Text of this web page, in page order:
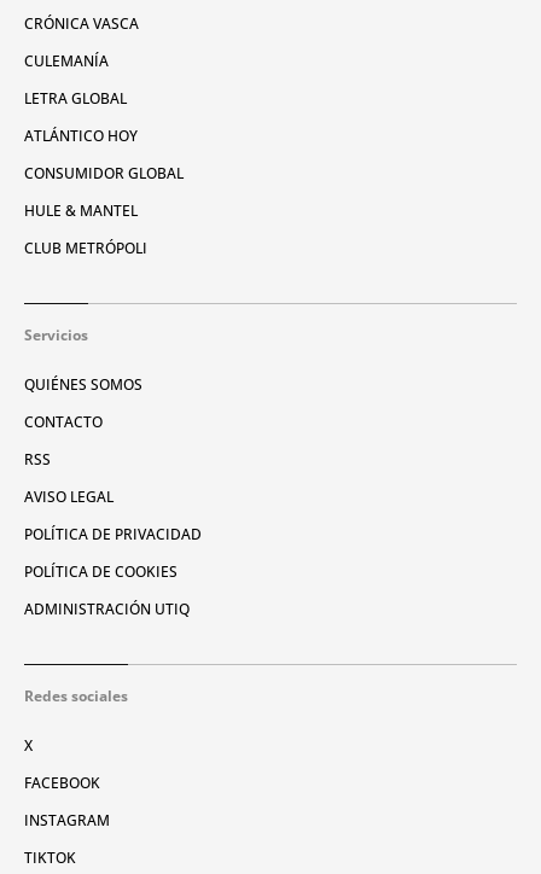
CRÓNICA VASCA
CULEMANÍA
LETRA GLOBAL
ATLÁNTICO HOY
CONSUMIDOR GLOBAL
HULE & MANTEL
CLUB METRÓPOLI
Servicios
QUIÉNES SOMOS
CONTACTO
RSS
AVISO LEGAL
POLÍTICA DE PRIVACIDAD
POLÍTICA DE COOKIES
ADMINISTRACIÓN UTIQ
Redes sociales
X
FACEBOOK
INSTAGRAM
TIKTOK